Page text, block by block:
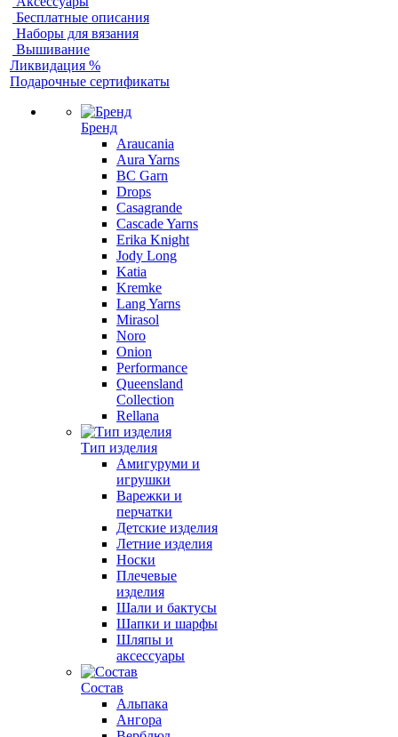
Бесплатные описания
Наборы для вязания
Вышивание
Ликвидация %
Подарочные сертификаты
Бренд
Araucania
Aura Yarns
BC Garn
Drops
Casagrande
Cascade Yarns
Erika Knight
Jody Long
Katia
Kremke
Lang Yarns
Mirasol
Noro
Onion
Performance
Queensland
Collection
Rellana
Тип изделия
Амигуруми и
игрушки
Варежки и
перчатки
Детские изделия
Летние изделия
Носки
Плечевые
изделия
Шали и бактусы
Шапки и шарфы
Шляпы и
аксессуары
Состав
Альпака
Ангора